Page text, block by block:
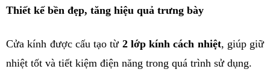
Thiết kế bền đẹp, tăng hiệu quả trưng bày
Cửa kính được cấu tạo từ 2 lớp kính cách nhiệt, giúp giữ
nhiệt tốt và tiết kiệm điện năng trong quá trình sử dụng.